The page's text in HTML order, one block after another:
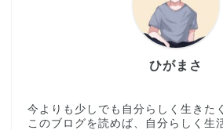
ひがまさ
今よりも少しでも自分らしく生きた
このブログを読めば、自分らしく生